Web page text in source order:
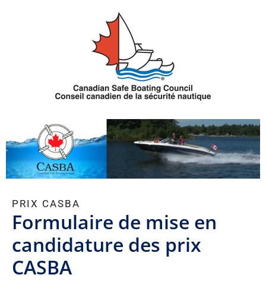
PRIX CASBA
Formulaire de mise en
candidature des prix
CASBA